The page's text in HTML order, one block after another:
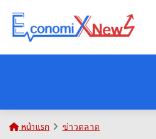
หน้าแรก ข่าวตลาด